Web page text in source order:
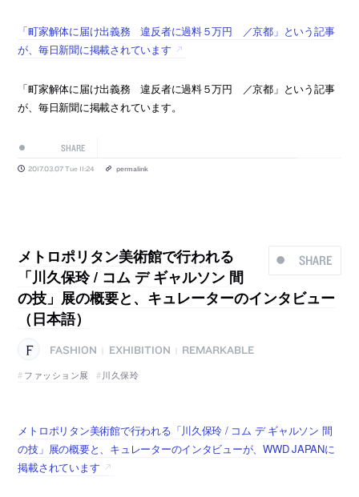
「町家解体に届け出義務 違反者に過料５万円 ／京都」という記事
が、毎日新聞に掲載されています
「町家解体に届け出義務 違反者に過料５万円 ／京都」という記事
が、毎日新聞に掲載されています。
SHARE
2017.03.07 Tue 11:24 permalink
SHARE
メトロポリタン美術館で行われる
「川久保玲 / コム デ ギャルソン 間
の技」展の概要と、キュレーターのインタビュー
（日本語）
FASHION EXHIBITION
REMARKABLE
ファッション展
川久保玲
メトロポリタン美術館で行われる「川久保玲 / コム デ ギャルソン 間
の技」展の概要と、キュレーターのインタビューが、WWD JAPANに
掲載されています